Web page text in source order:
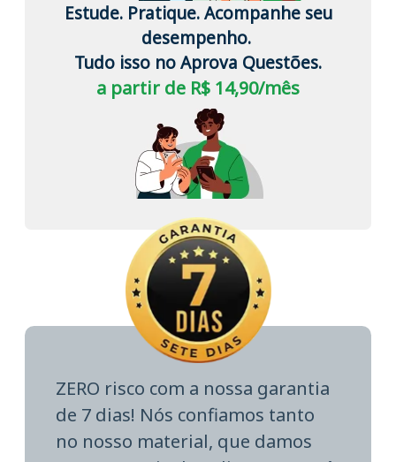
Estude. Pratique. Acompanhe seu
desempenho.
Tudo isso no Aprova Questões.
a partir de R$ 14,90/mês
ZERO risco com a nossa garantia
de 7 dias! Nós confiamos tanto
no nosso material, que damos